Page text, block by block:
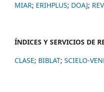
MIAR; ERIHPLUS; DOAJ;
ÍNDICES Y SERVICIOS DE
CLASE; BIBLAT; SCIELO-